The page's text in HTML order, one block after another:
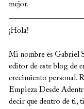
mejor.
¡Hola!
Mi nombre es Gabriel
editor de este blog de
crecimiento personal.
Empieza Desde
decir que dentro de ti,